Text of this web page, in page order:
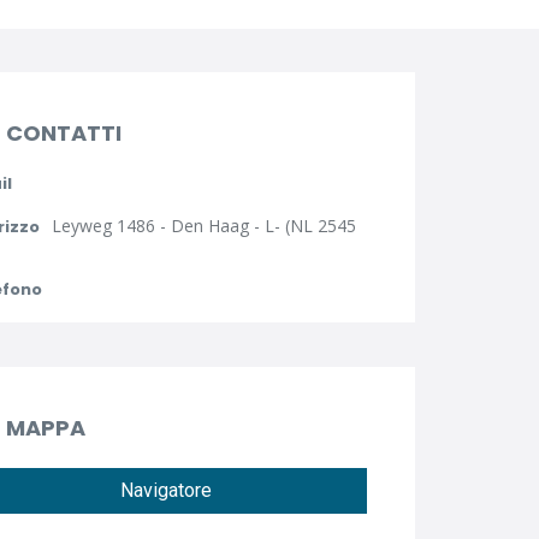
CONTATTI
Leyweg 1486 - Den Haag - L- (NL 2545
MAPPA
Navigatore